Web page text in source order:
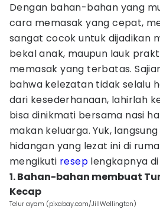
Dengan bahan-bahan yang
cara memasak yang cepat,
sangat cocok untuk dijadikan
bekal anak, maupun lauk
memasak yang terbatas.
bahwa kelezatan tidak selalu
dari kesederhanaan, lahirlah
bisa dinikmati bersama nasi
makan keluarga. Yuk,
hidangan yang lezat ini di
mengikuti resep lengkapnya
1. Bahan-bahan membuat
Kecap
Telur ayam (pixabay.com/JillWellington)